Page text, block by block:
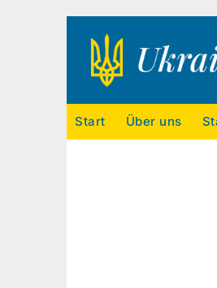
Start Über uns